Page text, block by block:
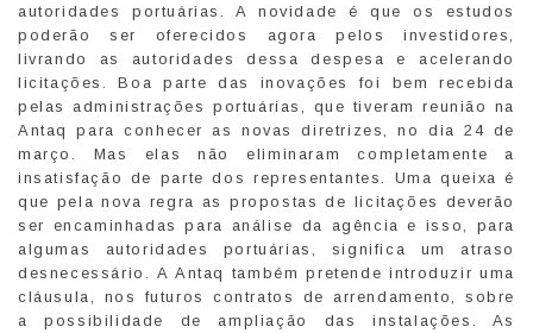
autoridades portuárias. A novidade é que os estudos
poderão ser oferecidos agora pelos investidores,
livrando as autoridades dessa despesa e acelerando
licitações. Boa parte das inovações foi bem recebida
pelas administrações portuárias, que tiveram reunião na
Antaq para conhecer as novas diretrizes, no dia 24 de
março. Mas elas não eliminaram completamente a
insatisfação de parte dos representantes. Uma queixa é
que pela nova regra as propostas de licitações deverão
ser encaminhadas para análise da agência e isso, para
algumas autoridades portuárias, significa um atraso
desnecessário. A Antaq também pretende introduzir uma
cláusula, nos futuros contratos de arrendamento, sobre
a possibilidade de ampliação das instalações. As